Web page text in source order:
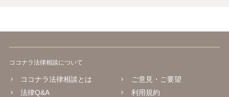
ココナラ法律相談について
ココナラ法律相談とは
法律Q&A
ご意見・ご要望
利用規約